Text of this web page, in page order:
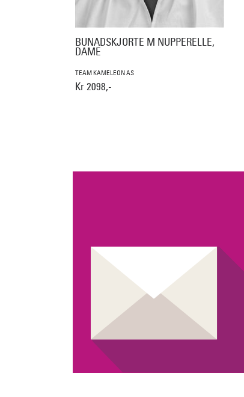
BUNADSKJORTE M NUPPERELLE,
DAME
TEAM KAMELEON AS
Kr 2098,-